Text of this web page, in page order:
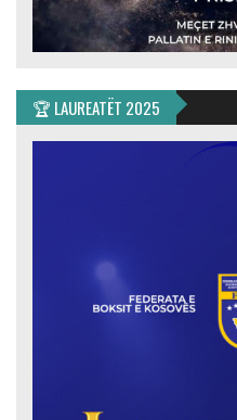
🏆 LAUREATËT 2025